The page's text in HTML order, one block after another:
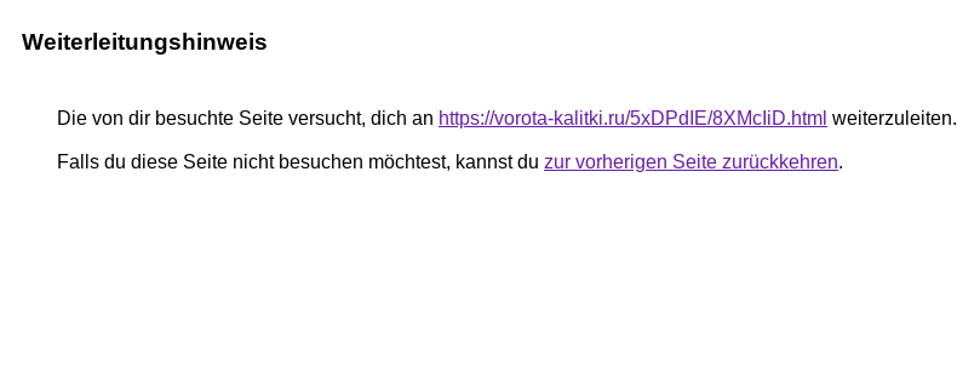
Weiterleitungshinweis
Die von dir besuchte Seite versucht, dich an https://vorota-kalitki.ru/5xDPdIE/8XMcIiD.html weiterzuleiten.
Falls du diese Seite nicht besuchen möchtest, kannst du zur vorherigen Seite zurückkehren.